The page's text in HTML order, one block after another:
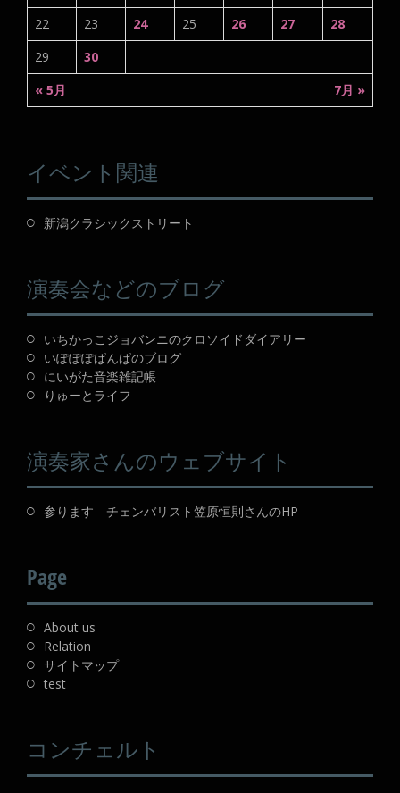
« 5月 7月 »
22
23 24 25 26 27
28
29
30
イベント関連
新潟クラシックストリート
演奏会などのブログ
いちかっこジョバンニのクロソイドダイアリー
いぽぽぽぱんぱのブログ
にいがた音楽雑記帳
りゅーとライフ
演奏家さんのウェブサイト
参ります チェンバリスト笠原恒則さんのHP
Page
About us
Relation
サイトマップ
test
コンチェルト